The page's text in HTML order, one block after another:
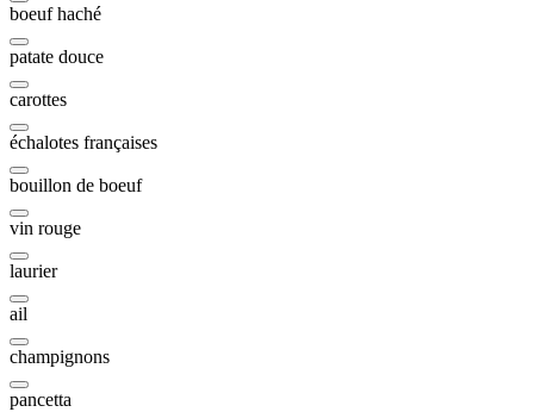
boeuf haché
patate douce
carottes
échalotes françaises
bouillon de boeuf
vin rouge
laurier
ail
champignons
pancetta